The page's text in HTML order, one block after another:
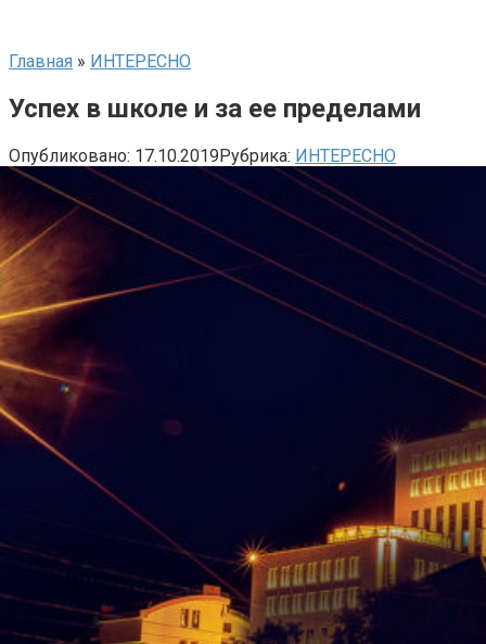
Главная » ИНТЕРЕСНО
Успех в школе и за ее пределами
Опубликовано: 17.10.2019Рубрика: ИНТЕРЕСНО